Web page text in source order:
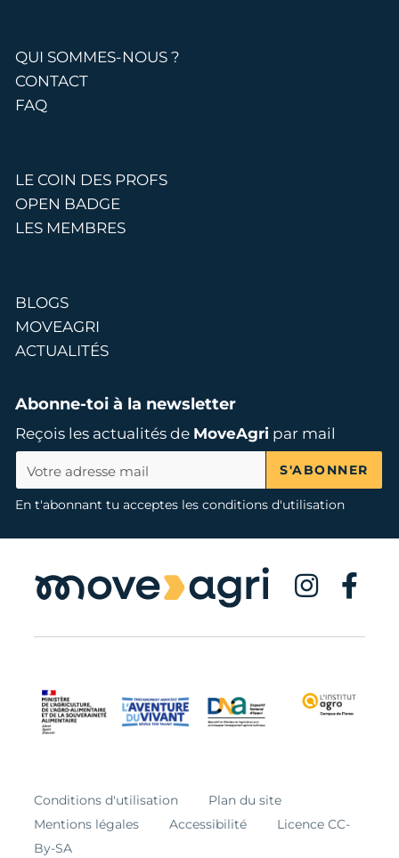
QUI SOMMES-NOUS ?
CONTACT
FAQ
LE COIN DES PROFS
OPEN BADGE
LES MEMBRES
BLOGS
MOVEAGRI
ACTUALITÉS
Abonne-toi à la newsletter
Reçois les actualités de MoveAgripar mail
S'ABONNER
En t'abonnant tu acceptes les conditions d'utilisation
Conditions d'utilisation
Plan du site
Mentions légales
Accessibilité
Licence CC-
By-SA